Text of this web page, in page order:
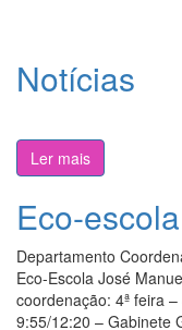
Notícias
Ler mais
Eco-escola
Departamento
Eco-Escola José
coordenação: 4ª feira
9:55/12:20 – Gabinete